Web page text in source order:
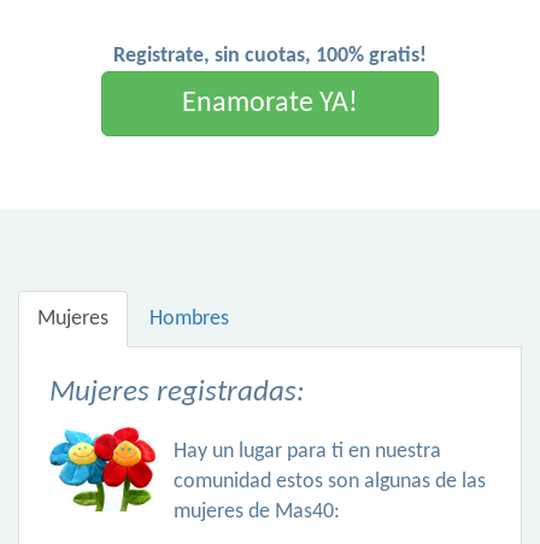
Registrate, sin cuotas, 100% gratis!
Enamorate YA!
Mujeres Hombres
Mujeres registradas:
Hay un lugar para ti en nuestra
comunidad estos son algunas de las
mujeres de Mas40: